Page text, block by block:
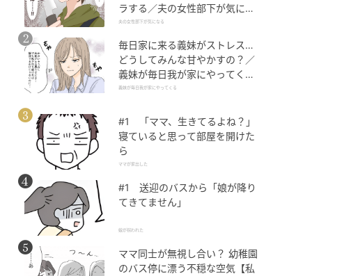
ラする／夫の女性部下が気にな
る（1）【夫婦の危機 まんが】
夫の女性部下が気になる
毎日家に来る義妹がストレス…
どうしてみんな甘やかすの？／
義妹が毎日我が家にやってくる
（1）【義父母がシンドイんで
義妹が毎日我が家にやってくる
#1 「ママ、生きてるよね？」
寝ていると思って部屋を開けた
ら
ママが家出した
#1 送迎のバスから「娘が降り
てきてません」
娘が拐われた
ママ同士が無視し合い？ 幼稚園
のバス停に漂う不穏な空気【私